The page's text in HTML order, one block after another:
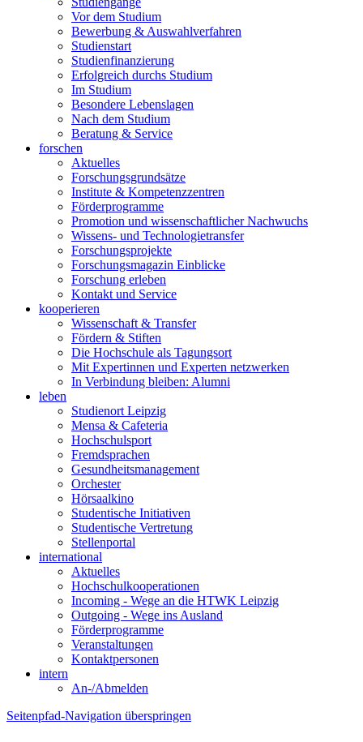
Vor dem Studium
Bewerbung & Auswahlverfahren
Studienstart
Studienfinanzierung
Erfolgreich durchs Studium
Im Studium
Besondere Lebenslagen
Nach dem Studium
Beratung & Service
forschen
Aktuelles
Forschungsgrundsätze
Institute & Kompetenzzentren
Förderprogramme
Promotion und wissenschaftlicher Nachwuchs
Wissens- und Technologietransfer
Forschungsprojekte
Forschungsmagazin Einblicke
Forschung erleben
Kontakt und Service
kooperieren
Wissenschaft & Transfer
Fördern & Stiften
Die Hochschule als Tagungsort
Mit Expertinnen und Experten netzwerken
In Verbindung bleiben: Alumni
leben
Studienort Leipzig
Mensa & Cafeteria
Hochschulsport
Fremdsprachen
Gesundheitsmanagement
Orchester
Hörsaalkino
Studentische Initiativen
Studentische Vertretung
Stellenportal
international
Aktuelles
Hochschulkooperationen
Incoming - Wege an die HTWK Leipzig
Outgoing - Wege ins Ausland
Förderprogramme
Veranstaltungen
Kontaktpersonen
intern
An-/Abmelden
Seitenpfad-Navigation überspringen